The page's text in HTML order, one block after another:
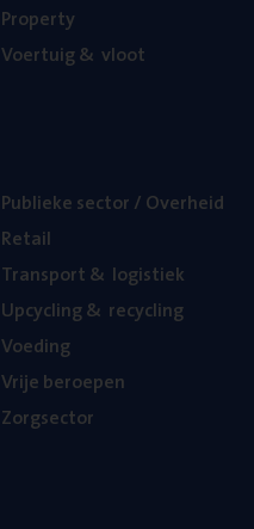
Pro­per­ty
Voer­tuig& vloot
Publie­ke sec­tor / Overheid
Retail
Trans­port& logistiek
Upcy­cling& recycling
Voe­ding
Vrije beroe­pen
Zorg­sec­tor